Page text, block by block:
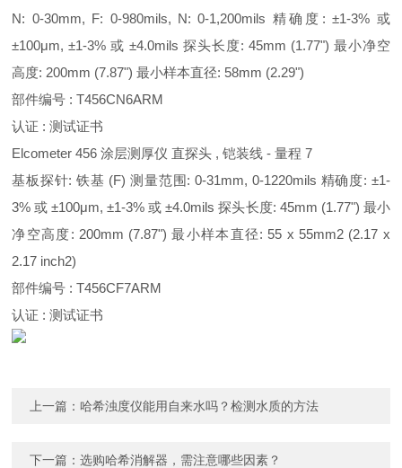
N: 0-30mm, F: 0-980mils, N: 0-1,200mils 精确度: ±1-3% 或
±100μm, ±1-3% 或 ±4.0mils 探头长度: 45mm (1.77") 最小净空
高度: 200mm (7.87") 最小样本直径: 58mm (2.29")
部件编号 : T456CN6ARM
认证 : 测试证书
Elcometer 456 涂层测厚仪 直探头 , 铠装线 - 量程 7
基板探针: 铁基 (F) 测量范围: 0-31mm, 0-1220mils 精确度: ±1-
3% 或 ±100μm, ±1-3% 或 ±4.0mils 探头长度: 45mm (1.77") 最小
净空高度: 200mm (7.87") 最小样本直径: 55 x 55mm2 (2.17 x
2.17 inch2)
部件编号 : T456CF7ARM
认证 : 测试证书
上一篇：哈希浊度仪能用自来水吗？检测水质的方法
下一篇：选购哈希消解器，需注意哪些因素？